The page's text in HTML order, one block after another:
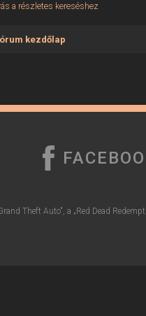
a részletes kereséshez
kezdőlap
Theft Auto", a „Red Dead